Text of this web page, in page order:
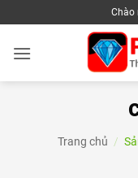
to
content
Chào
Trang chủ /